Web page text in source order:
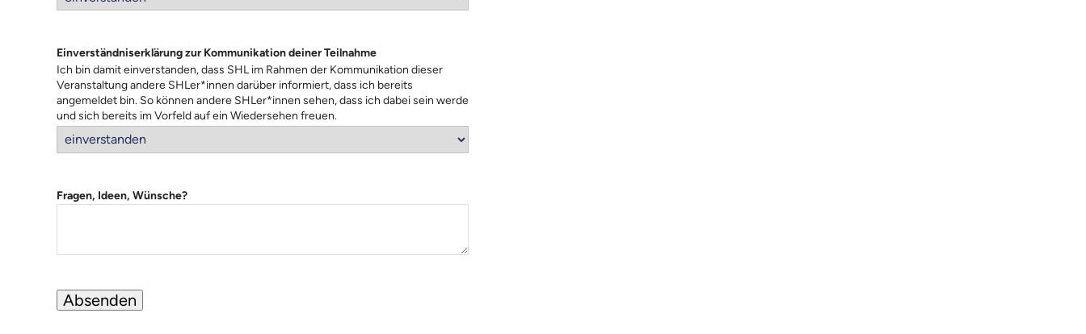
Einverständniserklärung zur Kommunikation deiner Teilnahme
Ich bin damit einverstanden, dass SHL im Rahmen der Kommunikation dieser
Veranstaltung andere SHLer*innen darüber informiert, dass ich bereits
angemeldet bin. So können andere SHLer*innen sehen, dass ich dabei sein werde
und sich bereits im Vorfeld auf ein Wiedersehen freuen.
Fragen, Ideen, Wünsche?